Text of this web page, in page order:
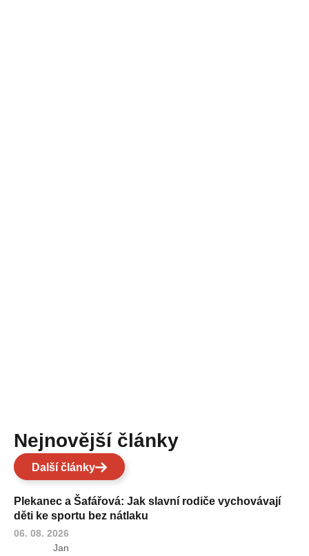
Nejnovější články
Další články
Plekanec a Šafářová: Jak slavní rodiče vychovávají
děti ke sportu bez nátlaku
06. 08. 2026
Jan